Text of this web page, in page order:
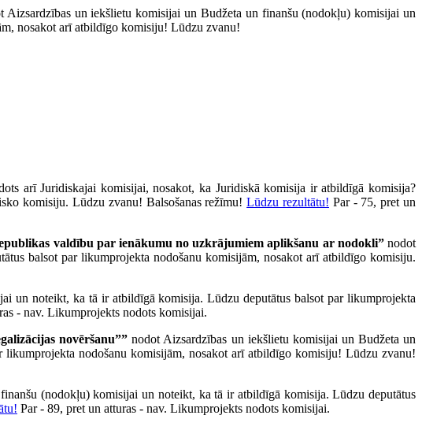
Aizsardzības un iekšlietu komisijai un Budžeta un finanšu (nodokļu) komisijai un
nosakot arī atbildīgo komisiju! Lūdzu zvanu!
arī Juridiskajai komisijai, nosakot, ka Juridiskā komisija ir atbildīgā komisija?
komisiju. Lūdzu zvanu! Balsošanas režīmu!Lūdzu rezultātu! Par - 75, pret un
valdību par ienākumu no uzkrājumiem aplikšanu ar nodokli”nodot
balsot par likumprojekta nodošanu komisijām, nosakot arī atbildīgo komisiju.
un noteikt, ka tā ir atbildīgā komisija. Lūdzu deputātus balsot par likumprojekta
- nav. Likumprojekts nodots komisijai.
novēršanu”” nodot Aizsardzības un iekšlietu komisijai un Budžeta un
nodošanu komisijām, nosakot arī atbildīgo komisiju! Lūdzu zvanu!
(nodokļu) komisijai un noteikt, ka tā ir atbildīgā komisija. Lūdzu deputātus
Par - 89, pret un atturas - nav. Likumprojekts nodots komisijai.